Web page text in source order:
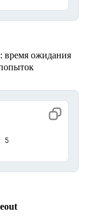
время ожидания
5